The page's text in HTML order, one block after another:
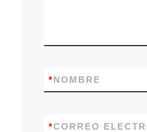
NOMBRE
*
CORREO
*